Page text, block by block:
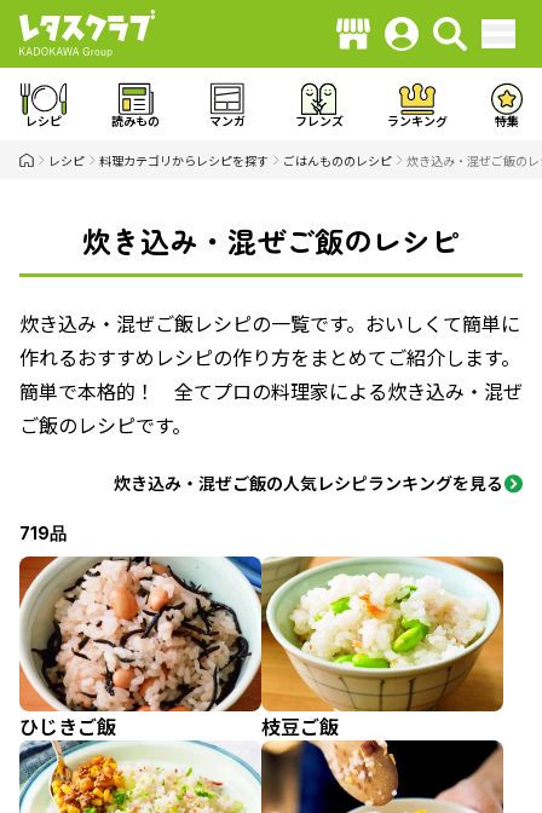
レシピ 読みもの マンガ フレンズ ランキング 特集
レシピ 料理カテゴリからレシピを探す ごはんもののレシピ 炊き込み・混ぜご飯の
炊き込み・混ぜご飯のレシピ
炊き込み・混ぜご飯レシピの一覧です。おいしくて簡単に
作れるおすすめレシピの作り方をまとめてご紹介します。
簡単で本格的！ 全てプロの料理家による炊き込み・混ぜ
ご飯のレシピです。
炊き込み・混ぜご飯の人気レシピランキングを見る
719品
ひじきご飯 枝豆ご飯